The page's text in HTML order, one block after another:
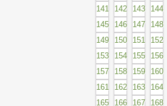
141
142 143
144
145
146 147
148
149
150 151
152
153
154 155
156
157
158 159
160
161
162 163
164
165
166 167
168